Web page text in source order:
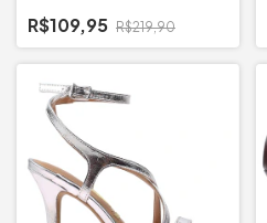
R$109,95 R$219,90